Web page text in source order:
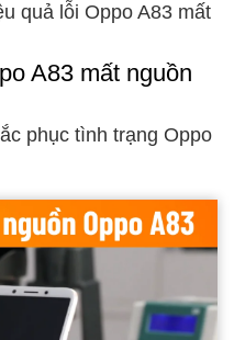
quả lỗi Oppo A83 mất
A83 mất nguồn
phục tình trạng Oppo